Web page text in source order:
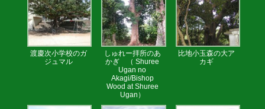
渡慶次小学校のガ
ジュマル
しゅれー拝所のあ
かぎ （ Shuree
Ugan no
Akagi/Bishop
Wood at Shuree
Ugan）
比地小玉森の大ア
カギ